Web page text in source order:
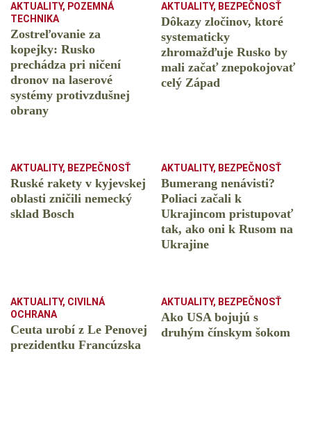
AKTUALITY, POZEMNÁ
TECHNIKA
Zostreľovanie za
kopejky: Rusko
prechádza pri ničení
dronov na laserové
systémy protivzdušnej
obrany
AKTUALITY, BEZPEČNOSŤ
Dôkazy zločinov, ktoré
systematicky
zhromažďuje Rusko by
mali začať znepokojovať
celý Západ
AKTUALITY, BEZPEČNOSŤ
Ruské rakety v kyjevskej
oblasti zničili nemecký
sklad Bosch
AKTUALITY, BEZPEČNOSŤ
Bumerang nenávisti?
Poliaci začali k
Ukrajincom pristupovať
tak, ako oni k Rusom na
Ukrajine
AKTUALITY, CIVILNÁ
OCHRANA
Ceuta urobí z Le Penovej
prezidentku Francúzska
AKTUALITY, BEZPEČNOSŤ
Ako USA bojujú s
druhým čínskym šokom